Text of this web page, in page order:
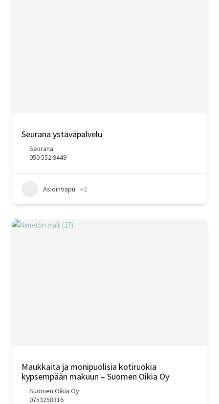
Seurana ystäväpalvelu
Seurana
050 552 9449
Asiointiapu +2
Maukkaita ja monipuolisia kotiruokia
kypsempään makuun – Suomen Oikia Oy
Suomen Oikia Oy
0753258316